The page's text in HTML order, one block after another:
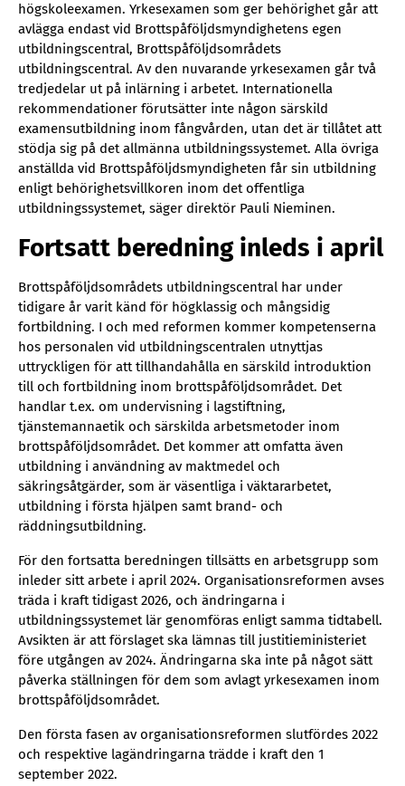
högskoleexamen. Yrkesexamen som ger behörighet går att
avlägga endast vid Brottspåföljdsmyndighetens egen
utbildningscentral, Brottspåföljdsområdets
utbildningscentral. Av den nuvarande yrkesexamen går två
tredjedelar ut på inlärning i arbetet. Internationella
rekommendationer förutsätter inte någon särskild
examensutbildning inom fångvården, utan det är tillåtet att
stödja sig på det allmänna utbildningssystemet. Alla övriga
anställda vid Brottspåföljdsmyndigheten får sin utbildning
enligt behörighetsvillkoren inom det offentliga
utbildningssystemet, säger direktör Pauli Nieminen.
Fortsatt beredning inleds i april
Brottspåföljdsområdets utbildningscentral har under
tidigare år varit känd för högklassig och mångsidig
fortbildning. I och med reformen kommer kompetenserna
hos personalen vid utbildningscentralen utnyttjas
uttryckligen för att tillhandahålla en särskild introduktion
till och fortbildning inom brottspåföljdsområdet. Det
handlar t.ex. om undervisning i lagstiftning,
tjänstemannaetik och särskilda arbetsmetoder inom
brottspåföljdsområdet. Det kommer att omfatta även
utbildning i användning av maktmedel och
säkringsåtgärder, som är väsentliga i väktararbetet,
utbildning i första hjälpen samt brand- och
räddningsutbildning.
För den fortsatta beredningen tillsätts en arbetsgrupp som
inleder sitt arbete i april 2024. Organisationsreformen avses
träda i kraft tidigast 2026, och ändringarna i
utbildningssystemet lär genomföras enligt samma tidtabell.
Avsikten är att förslaget ska lämnas till justitieministeriet
före utgången av 2024. Ändringarna ska inte på något sätt
påverka ställningen för dem som avlagt yrkesexamen inom
brottspåföljdsområdet.
Den första fasen av organisationsreformen slutfördes 2022
och respektive lagändringarna trädde i kraft den 1
september 2022.